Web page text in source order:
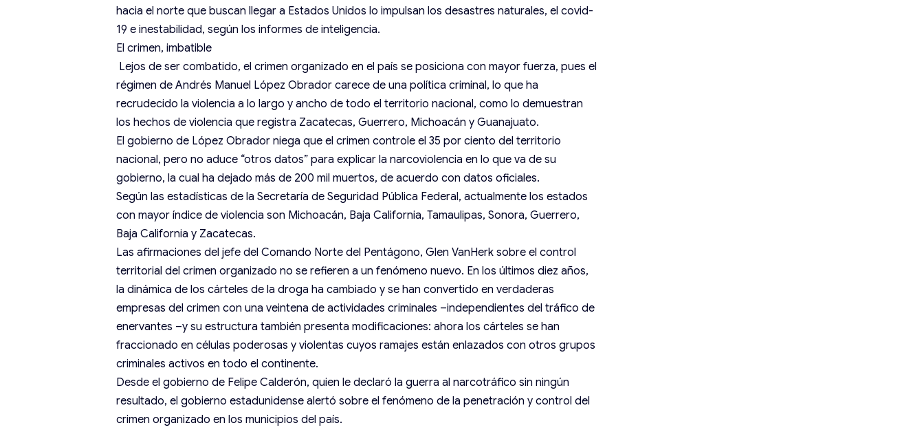
hacia el norte que buscan llegar a Estados Unidos lo impulsan los desastres naturales, el covid-
19 e inestabilidad, según los informes de inteligencia.
El crimen, imbatible
Lejos de ser combatido, el crimen organizado en el país se posiciona con mayor fuerza, pues el
régimen de Andrés Manuel López Obrador carece de una política criminal, lo que ha
recrudecido la violencia a lo largo y ancho de todo el territorio nacional, como lo demuestran
los hechos de violencia que registra Zacatecas, Guerrero, Michoacán y Guanajuato.
El gobierno de López Obrador niega que el crimen controle el 35 por ciento del territorio
nacional, pero no aduce “otros datos” para explicar la narcoviolencia en lo que va de su
gobierno, la cual ha dejado más de 200 mil muertos, de acuerdo con datos oficiales.
Según las estadísticas de la Secretaría de Seguridad Pública Federal, actualmente los estados
con mayor índice de violencia son Michoacán, Baja California, Tamaulipas, Sonora, Guerrero,
Baja California y Zacatecas.
Las afirmaciones del jefe del Comando Norte del Pentágono, Glen VanHerk sobre el control
territorial del crimen organizado no se refieren a un fenómeno nuevo. En los últimos diez años,
la dinámica de los cárteles de la droga ha cambiado y se han convertido en verdaderas
empresas del crimen con una veintena de actividades criminales –independientes del tráfico de
enervantes –y su estructura también presenta modificaciones: ahora los cárteles se han
fraccionado en células poderosas y violentas cuyos ramajes están enlazados con otros grupos
criminales activos en todo el continente.
Desde el gobierno de Felipe Calderón, quien le declaró la guerra al narcotráfico sin ningún
resultado, el gobierno estadunidense alertó sobre el fenómeno de la penetración y control del
crimen organizado en los municipios del país.